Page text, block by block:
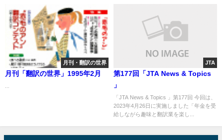
月刊・翻訳の世界
月刊「翻訳の世界」1995年2月
JTA
第177回「JTA News & Topics
」
「JTA News & Topics 」第177回 今回は、
2023年4月26日に実施しました「年金を受
給しながら趣味と翻訳業を楽し...